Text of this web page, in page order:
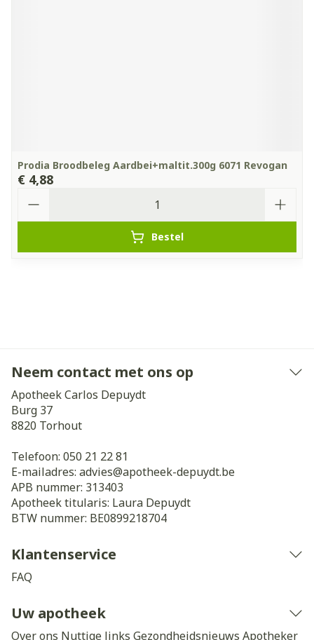
Prodia Broodbeleg Aardbei+maltit.300g 6071 Revogan
€ 4,88
Bestel
Neem contact met ons op
Apotheek Carlos Depuydt
Burg 37
8820 Torhout
Telefoon: 050 21 22 81
E-mailadres: advies@apotheek-depuydt.be
APB nummer: 313403
Apotheek titularis: Laura Depuydt
BTW nummer: BE0899218704
Klantenservice
FAQ
Uw apotheek
Over ons Nuttige links Gezondheidsnieuws Apotheker